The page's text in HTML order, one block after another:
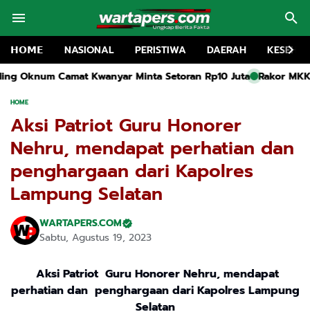
𝗛𝗢𝗠𝗘 NASIONAL PERISTIWA DAERAH
Minta Setoran Rp10 Juta Rakor MKKS dan Pembukaan
HOME
Aksi Patriot Guru Honorer
Nehru, mendapat perhatian dan
penghargaan dari Kapolres
Lampung Selatan
WARTAPERS.COM
Sabtu, Agustus 19, 2023
Aksi Patriot Guru Honorer Nehru, mendapat
perhatian dan penghargaan dari Kapolres Lampung
Selatan